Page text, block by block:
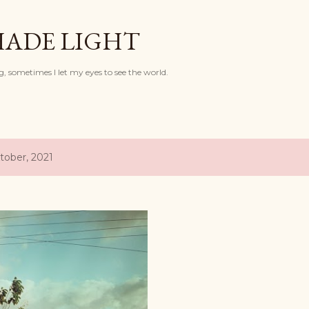
LIGHT
sometimes I let my eyes to see the world.
2021